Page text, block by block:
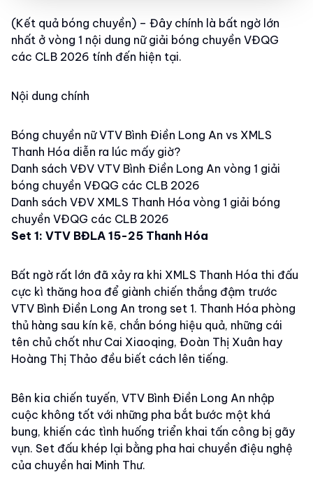
(Kết quả bóng chuyền) – Đây chính là bất ngờ lớn
nhất ở vòng 1 nội dung nữ giải bóng chuyền VĐQG
các CLB 2026 tính đến hiện tại.
Nội dung chính
Bóng chuyền nữ VTV Bình Điền Long An vs XMLS
Thanh Hóa diễn ra lúc mấy giờ?
Danh sách VĐV VTV Bình Điền Long An vòng 1 giải
bóng chuyền VĐQG các CLB 2026
Danh sách VĐV XMLS Thanh Hóa vòng 1 giải bóng
chuyền VĐQG các CLB 2026
Set 1: VTV BĐLA 15-25 Thanh Hóa
Bất ngờ rất lớn đã xảy ra khi XMLS Thanh Hóa thi đấu
cực kì thăng hoa để giành chiến thắng đậm trước
VTV Bình Điền Long An trong set 1. Thanh Hóa phòng
thủ hàng sau kín kẽ, chắn bóng hiệu quả, những cái
tên chủ chốt như Cai Xiaoqing, Đoàn Thị Xuân hay
Hoàng Thị Thảo đều biết cách lên tiếng.
Bên kia chiến tuyến, VTV Bình Điền Long An nhập
cuộc không tốt với những pha bắt bước một khá
bung, khiến các tình huống triển khai tấn công bị gãy
vụn. Set đấu khép lại bằng pha hai chuyền điệu nghệ
của chuyền hai Minh Thư.